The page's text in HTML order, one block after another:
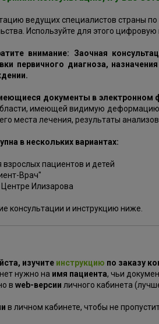
ведущих специалистов страны
Используйте для этого
внимание: Заочная
первичного диагноза,
.
документы в электронном
имеющей видимую
места лечения, результаты анализов
в нескольких вариантах:
пациентов и детей
Врач"
Илизарова
консультации и инструкцию ниже.
изучите инструкцию по заказу
нужно на имя пациента, чьи
вweb-версии личного кабинета
в личном кабинете, чтобы не